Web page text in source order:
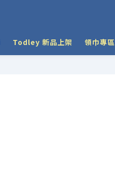
Todley 新品上架 領巾專區